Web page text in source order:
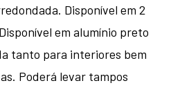
Disponível em 2
em alumínio preto
tanto para interiores bem
Poderá levar tampos